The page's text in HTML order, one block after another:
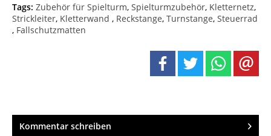
Tags: Zubehör für Spielturm, Spielturmzubehör, Kletternetz,
Strickleiter, Kletterwand , Reckstange, Turnstange, Steuerrad
, Fallschutzmatten
Kommentar schreiben